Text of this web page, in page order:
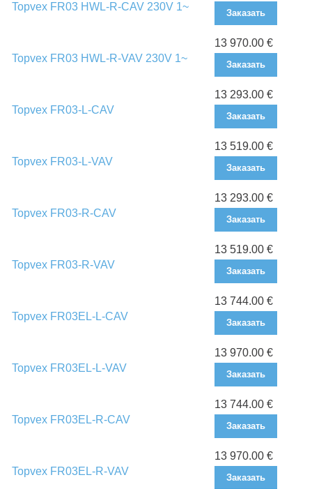
Topvex FR03 HWL-R-CAV 230V 1~
Заказать
Topvex FR03 HWL-R-VAV 230V 1~
13 970.00 €
Заказать
Topvex FR03-L-CAV
13 293.00 €
Заказать
Topvex FR03-L-VAV
13 519.00 €
Заказать
Topvex FR03-R-CAV
13 293.00 €
Заказать
Topvex FR03-R-VAV
13 519.00 €
Заказать
Topvex FR03EL-L-CAV
13 744.00 €
Заказать
Topvex FR03EL-L-VAV
13 970.00 €
Заказать
Topvex FR03EL-R-CAV
13 744.00 €
Заказать
Topvex FR03EL-R-VAV
13 970.00 €
Заказать